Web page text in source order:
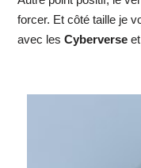
forcer. Et côté taille je
avec les Cyberverse et